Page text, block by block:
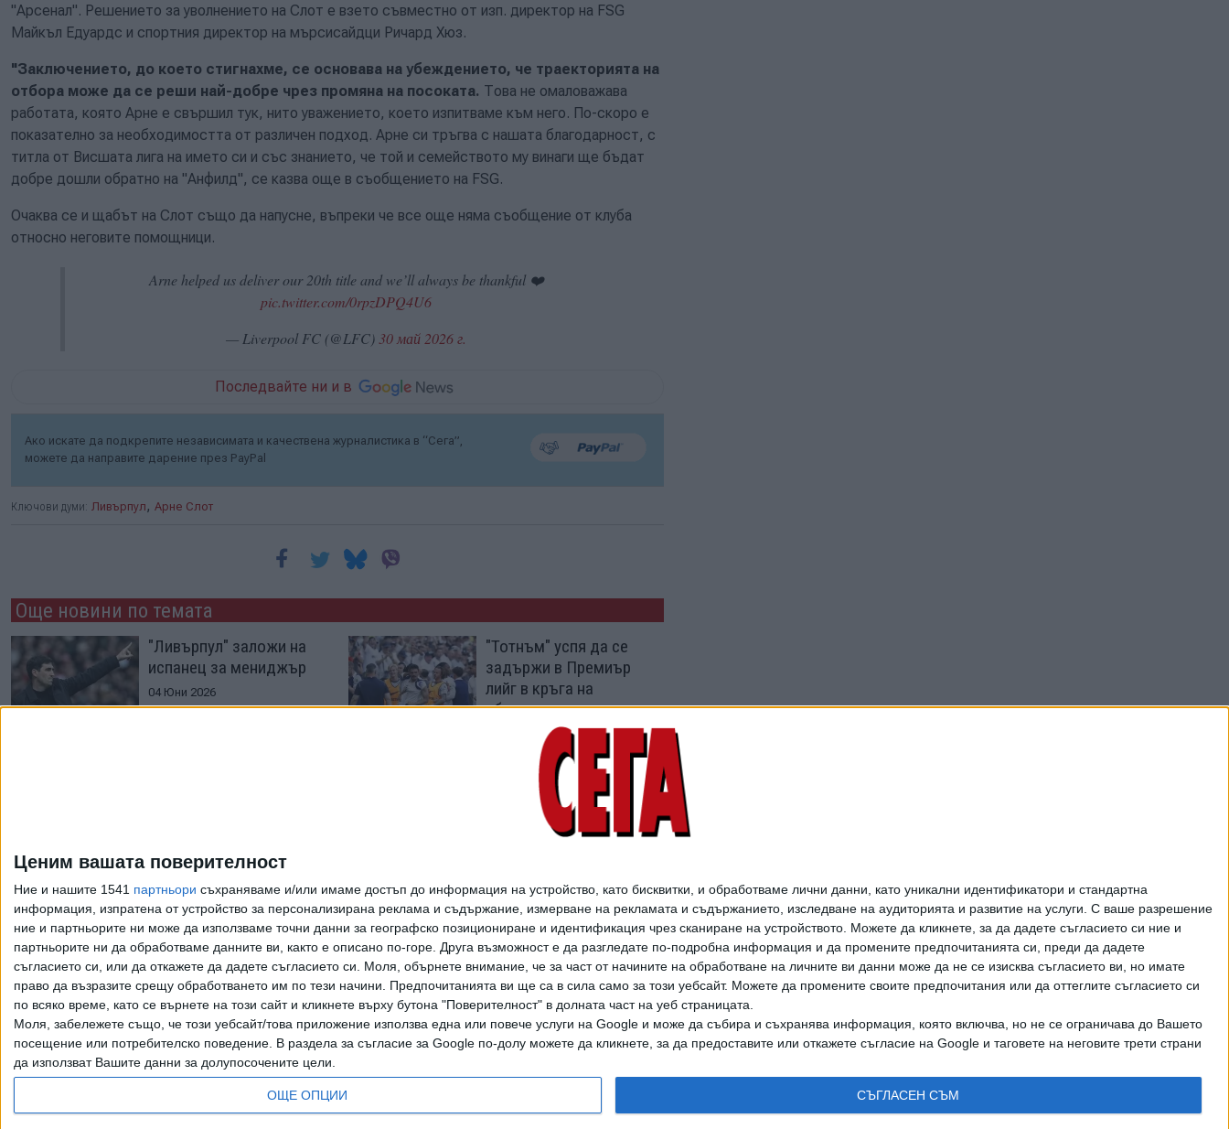
Ценим вашата поверителност
Ние и нашите 1541 партньори съхраняваме и/или имаме достъп до информация на устройство, като бисквитки, и обработваме лични данни, като уникални идентификатори и стандартна
информация, изпратена от устройство за персонализирана реклама и съдържание, измерване на рекламата и съдържанието, изследване на аудиторията и развитие на услуги. С ваше разрешение
ние и партньорите ни може да използваме точни данни за географско позициониране и идентификация чрез сканиране на устройството. Можете да кликнете, за да дадете съгласието си ние и
партньорите ни да обработваме данните ви, както е описано по-горе. Друга възможност е да разгледате по-подробна информация и да промените предпочитанията си, преди да дадете
съгласието си, или да откажете да дадете съгласието си.
Моля, обърнете внимание, че за част от начините на обработване на личните ви данни може да не се изисква съгласието ви, но имате
право да възразите срещу обработването им по тези начини. Предпочитанията ви ще са в сила само за този уебсайт. Можете да промените своите предпочитания или да оттеглите съгласието си
по всяко време, като се върнете на този сайт и кликнете върху бутона "Поверителност" в долната част на уеб страницата.
Моля, забележете също, че този уебсайт/това приложение използва една или повече услуги на Google и може да събира и съхранява информация, която включва, но не се ограничава до Вашето
посещение или потребителско поведение. В раздела за съгласие за Google по-долу можете да кликнете, за да предоставите или откажете съгласие на Google и таговете на неговите трети страни
да използват Вашите данни за долупосочените цели.
ОЩЕ ОПЦИИ СЪГЛАСЕН СЪМ
"Арсенал". Решението за уволнението на Слот е взето съвместно от изп. директор на FSG
Майкъл Едуардс и спортния директор на мърсисайдци Ричард Хюз.
"Заключението, до което стигнахме, се основава на убеждението, че траекторията на
отбора може да се реши най-добре чрез промяна на посоката. Това не омаловажава
работата, която Арне е свършил тук, нито уважението, което изпитваме към него. По-скоро е
показателно за необходимостта от различен подход. Арне си тръгва с нашата благодарност, с
титла от Висшата лига на името си и със знанието, че той и семейството му винаги ще бъдат
добре дошли обратно на "Анфилд", се казва още в съобщението на FSG.
Очаква се и щабът на Слот също да напусне, въпреки че все още няма съобщение от клуба
относно неговите помощници.
Arne helped us deliver our 20th title and we’ll always be thankful ❤️
pic.twitter.com/0rpzDPQ4U6
— Liverpool FC (@LFC) 30 май 2026 г.
Последвайте ни и в
Ако искате да подкрепите независимата и качествена журналистика в “Сега”,
можете да направите дарение през PayPal
Ключови думи: Ливърпул , Арне Слот
Още новини по темата
"Ливърпул" заложи на
испанец за мениджър
04 Юни 2026
"Тотнъм" успя да се
задържи в Премиър
лийг в кръга на
сбогуванията
24 Май 2026
11 Апр. 2026
"Ливърпул" се провали
в Париж, а "Барселона"
- на "Камп Ноу"
Още по темата
Всички права запазени. Възпроизвеждането на цели или части от текста или изображенията става след изрично писмено разрешение на СЕГА АД